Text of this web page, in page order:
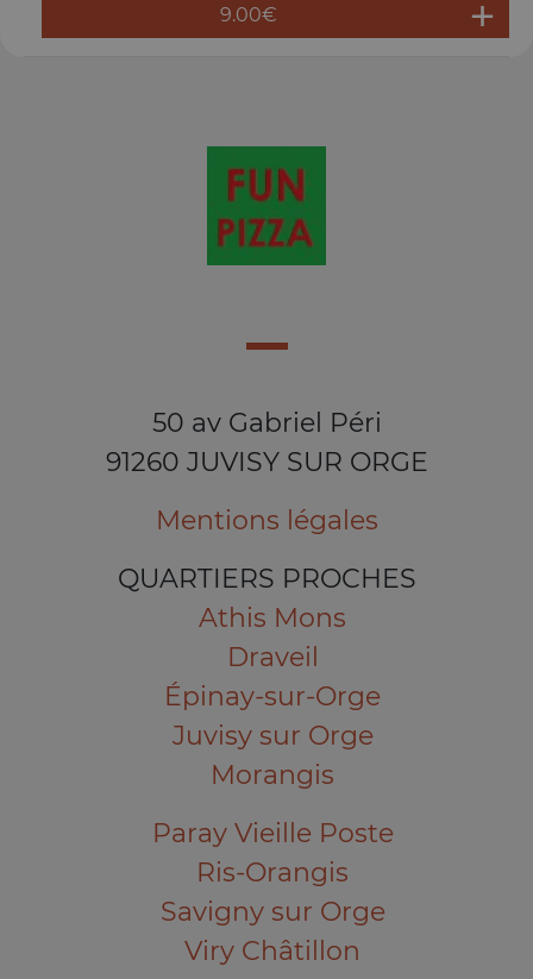
9.00€
50 av Gabriel Péri
91260 JUVISY SUR ORGE
Mentions légales
QUARTIERS PROCHES
Athis Mons
Draveil
Épinay-sur-Orge
Juvisy sur Orge
Morangis
Paray Vieille Poste
Ris-Orangis
Savigny sur Orge
Viry Châtillon